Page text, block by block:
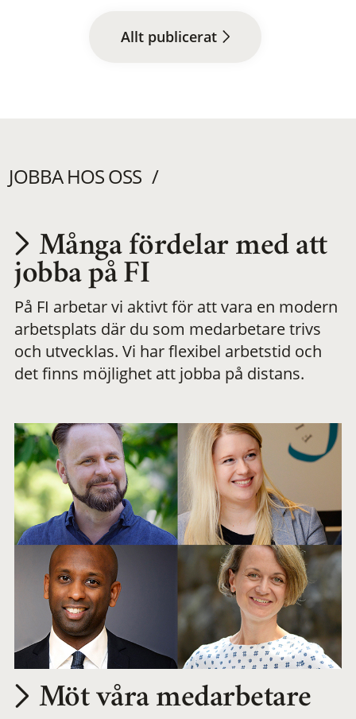
Allt publicerat
JOBBA HOS OSS
Utvecklas på en
meningsfull och
flexibel
Många fördelar med att
jobba på FI
På FI arbetar vi aktivt för att vara en modern
arbetsplats där du som medarbetare trivs
och utvecklas. Vi har flexibel arbetstid och
det finns möjlighet att jobba på distans.
Möt våra medarbetare